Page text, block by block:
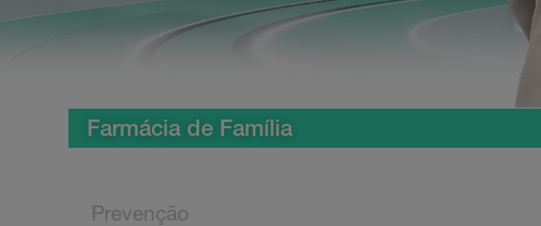
Farmácia de Família
Prevenção